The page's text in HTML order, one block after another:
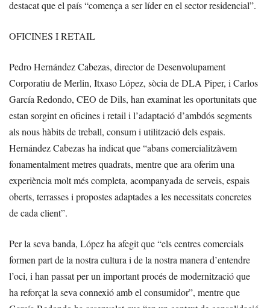
destacat que el país “comença a ser líder en el sector residencial”.
OFICINES I RETAIL
Pedro Hernández Cabezas, director de Desenvolupament
Corporatiu de Merlin, Itxaso López, sòcia de DLA Piper, i Carlos
García Redondo, CEO de Dils, han examinat les oportunitats que
estan sorgint en oficines i retail i l’adaptació d’ambdós segments
als nous hàbits de treball, consum i utilització dels espais.
Hernández Cabezas ha indicat que “abans comercialitzàvem
fonamentalment metres quadrats, mentre que ara oferim una
experiència molt més completa, acompanyada de serveis, espais
oberts, terrasses i propostes adaptades a les necessitats concretes
de cada client”.
Per la seva banda, López ha afegit que “els centres comercials
formen part de la nostra cultura i de la nostra manera d’entendre
l’oci, i han passat per un important procés de modernització que
ha reforçat la seva connexió amb el consumidor”, mentre que